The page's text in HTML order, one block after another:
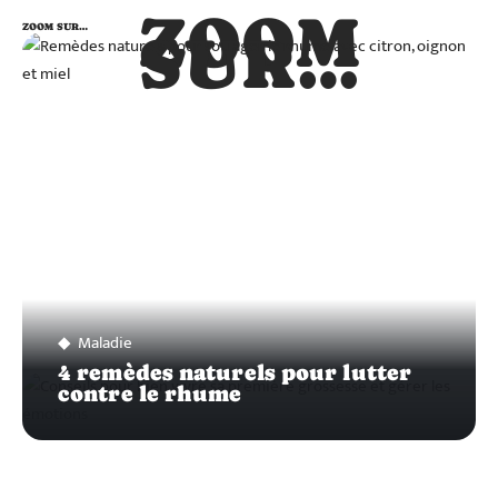
ZOOM
SUR…
ZOOM SUR…
Maladie
4 remèdes naturels pour lutter
contre le rhume